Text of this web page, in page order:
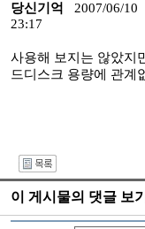
당신기억
2007/06/10
23:17
사용해 보지는 않았지
드디스크 용량에 관계
이 게시물의 댓글 보기